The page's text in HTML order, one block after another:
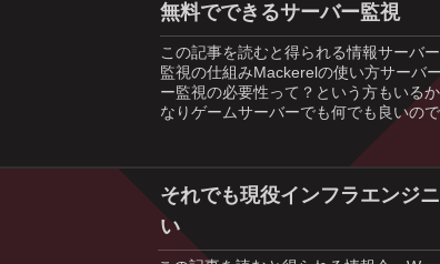
無料でできるサーバー監視
この記事を読むと得られる情報サーバ
監視の仕組みMackerelの使い方サーバ
ー監視の必要性って？という方もいる
なりゲームサーバーでも何でも良いの
それでも現役インフラエンジ
い